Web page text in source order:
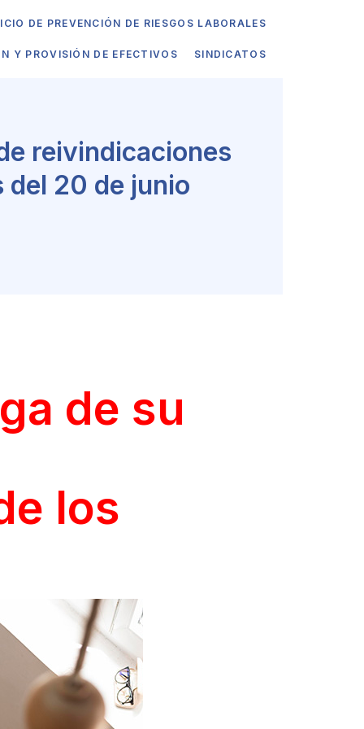
DE PREVENCIÓN DE RIESGOS LABORALES
Y PROVISIÓN DE EFECTIVOS SINDICATOS
reivindicaciones
del 20 de junio
de su
los